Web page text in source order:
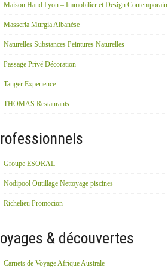
Maison Hand Lyon – Immobilier et Design Contemporain
Masseria Murgia Albanèse
Naturelles Substances Peintures Naturelles
Passage Privé Décoration
Tanger Experience
THOMAS Restaurants
Groupe ESORAL
Nodipool Outillage Nettoyage piscines
Richelieu Promocion
& découvertes
Carnets de Voyage Afrique Australe